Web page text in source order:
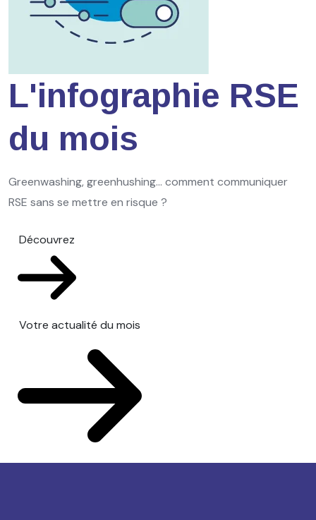
L'infographie RSE
du mois
Greenwashing, greenhushing… comment communiquer
RSE sans se mettre en risque ?
Découvrez
Votre actualité du mois